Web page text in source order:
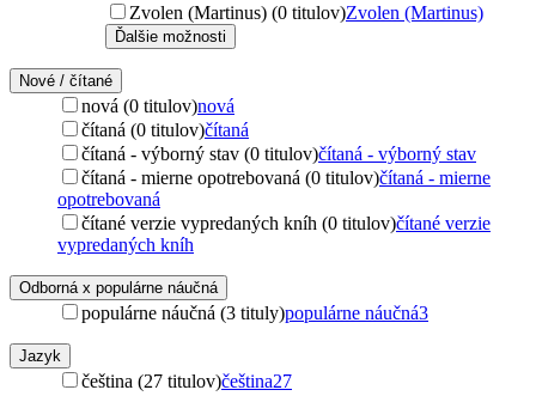
Zvolen (Martinus) (0 titulov)Zvolen (Martinus)
Ďalšie možnosti
Nové / čítané
nová (0 titulov)nová
čítaná (0 titulov)čítaná
čítaná - výborný stav (0 titulov)čítaná - výborný stav
čítaná - mierne opotrebovaná (0 titulov)čítaná - mierne
opotrebovaná
čítané verzie vypredaných kníh (0 titulov)čítané verzie
vypredaných kníh
Odborná x populárne náučná
populárne náučná (3 tituly)populárne náučná3
Jazyk
čeština (27 titulov)čeština27